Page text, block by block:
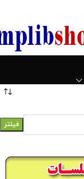
فیلتر